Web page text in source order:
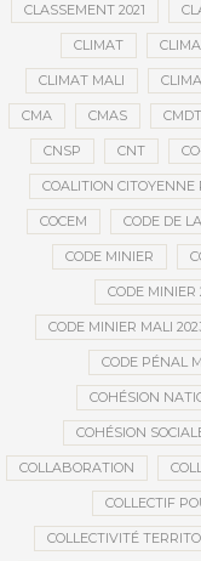
CLASSEMENT 2021
CLIMAT
CLIMAT MALI
CMA CMAS CMDT
CNSP CNT
COALITION CITOYENNE
COCEM CODE DE
CODE MINIER
CODE MINIER
CODE MINIER MALI
CODE PÉNAL
COHÉSION
COHÉSION
COLLABORATION
COLLECTIF
COLLECTIVITÉ